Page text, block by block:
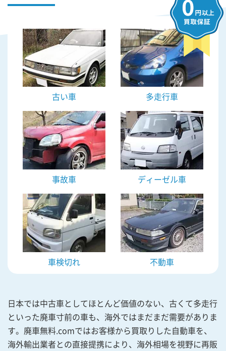
古い車 多走行車
事故車 ディーゼル車
車検切れ 不動車
日本では中古車としてほとんど価値のない、古くて多走行
といった廃車寸前の車も、海外ではまだまだ需要がありま
す。廃車無料.comではお客様から買取りした自動車を、
海外輸出業者との直接提携により、海外相場を視野に再販